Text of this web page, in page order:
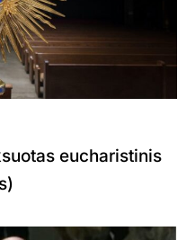
eucharistinis